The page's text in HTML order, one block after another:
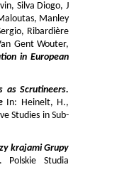
Silva Diogo, J
Manley
Ribardière
Gent Wouter,
in European
as Scrutineers.
In: Heinelt, H.,
Studies in Sub-
krajami Grupy
Polskie Studia